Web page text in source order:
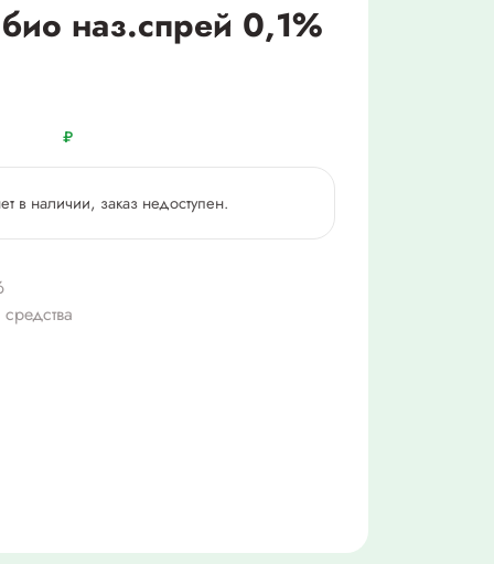
наз.спрей 0,1%
₽
в наличии, заказ недоступен.